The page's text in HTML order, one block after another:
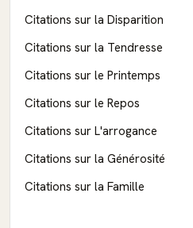
Citations sur la Disparition
Citations sur la Tendresse
Citations sur le Printemps
Citations sur le Repos
Citations sur L'arrogance
Citations sur la Générosité
Citations sur la Famille